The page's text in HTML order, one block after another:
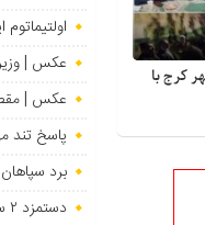
کرج با
اولتیماتوم
عکس |
عکس | مقصد
پاسخ تند
برد
دستمزد ۲ ستاره استقلال برای تمدید مشخص شد